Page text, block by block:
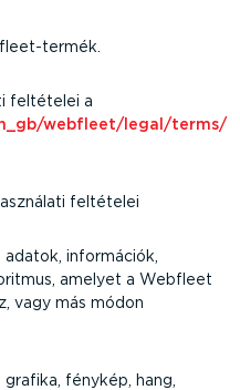
termék.
feltételei a
webfleet/legal/terms/
feltételei
információk,
amelyet a Webfleet
vagy más módon
fénykép, hang,